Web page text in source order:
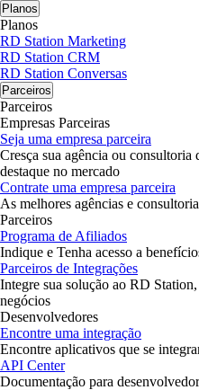
Planos
Planos
RD Station Marketing
RD Station CRM
RD Station Conversas
Parceiros
Parceiros
Empresas Parceiras
Seja uma empresa parceira
Cresça sua agência ou consultoria
destaque no mercado
Contrate uma empresa parceira
As melhores agências e
Parceiros
Programa de Afiliados
Indique e Tenha acesso a
Parceiros de Integrações
Integre sua solução ao RD
negócios
Desenvolvedores
Encontre uma integração
Encontre aplicativos que se
API Center
Documentação para